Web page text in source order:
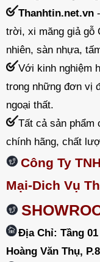
Thanhtin.net.vn
trời, xi măng giả gỗ
nhiên, sàn nhựa,
Với kinh nghiệm
trong những đơn vị
ngoại thất.
Tất cả sản phẩm
chính hãng, chất
Công Ty
Mại-Dich Vụ
Địa Chỉ: Tầng
Hoàng Văn Thụ,